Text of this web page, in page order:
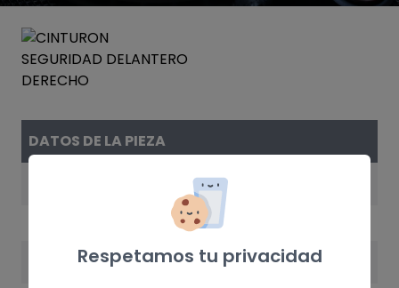
DATOS DE LA PIEZA
Respetamos tu privacidad